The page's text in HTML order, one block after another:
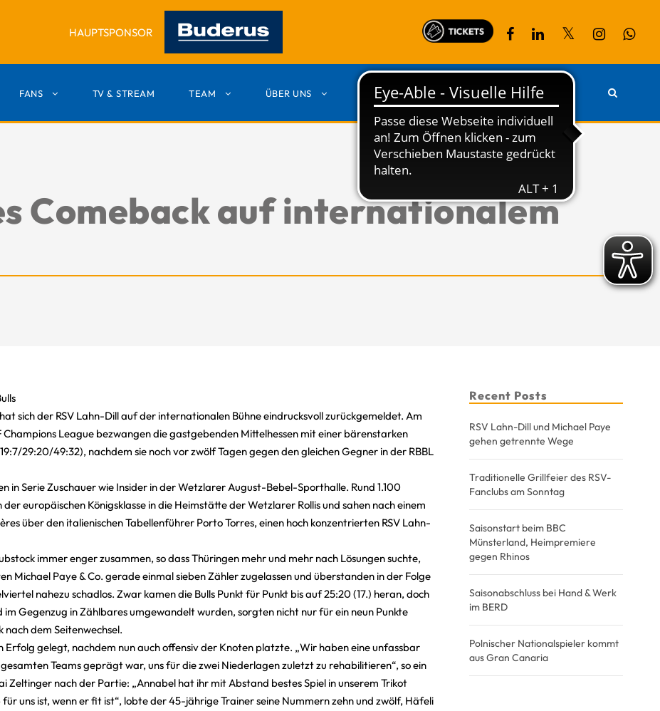
HAUPTSPONSOR
FANS TV & STREAM TEAM ÜBER UNS PARTNER KONTAKT
Comeback auf internationalem
sich der RSV Lahn-Dill auf der internationalen Bühne eindrucksvoll zurückgemeldet. Am
League bezwangen die gastgebenden Mittelhessen mit einer bärenstarken
29:20/49:32), nachdem sie noch vor zwölf Tagen gegen den gleichen Gegner in der RBBL
in Serie Zuschauer wie Insider in der Wetzlarer August-Bebel-Sporthalle. Rund 1.100
europäischen Königsklasse in die Heimstätte der Wetzlarer Rollis und sahen nach einem
über den italienischen Tabellenführer Porto Torres, einen hoch konzentrierten RSV Lahn-
immer enger zusammen, so dass Thüringen mehr und mehr nach Lösungen suchte,
Michael Paye & Co. gerade einmal sieben Zähler zugelassen und überstanden in der Folge
nahezu schadlos. Zwar kamen die Bulls Punkt für Punkt bis auf 25:20 (17.) heran, doch
Gegenzug in Zählbares umgewandelt wurden, sorgten nicht nur für ein neun Punkte
dem Seitenwechsel.
gelegt, nachdem nun auch offensiv der Knoten platzte. „Wir haben eine unfassbar
Teams geprägt war, uns für die zwei Niederlagen zuletzt zu rehabilitieren“, so ein
nach der Partie: „Annabel hat ihr mit Abstand bestes Spiel in unserem Trikot
uns ist, wenn er fit ist“, lobte der 45-jährige Trainer seine Nummern zehn und zwölf, Häfeli
Recent Posts
RSV Lahn-Dill und Michael Paye
gehen getrennte Wege
Traditionelle Grillfeier des RSV-
Fanclubs am Sonntag
Saisonstart beim BBC
Münsterland, Heimpremiere
gegen Rhinos
Saisonabschluss bei Hand & Werk
im BERD
Polnischer Nationalspieler kommt
aus Gran Canaria